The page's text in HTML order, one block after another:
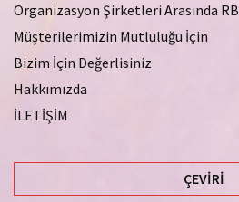
Organizasyon Şirketleri Arasında RB
Müşterilerimizin Mutluluğu İçin
Bizim İçin Değerlisiniz
Hakkımızda
İLETİŞİM
ÇEVIRI